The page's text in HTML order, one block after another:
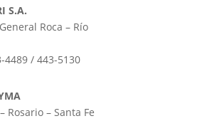
S.A.
Roca – Río
4489 / 443-5130
Rosario – Santa Fe